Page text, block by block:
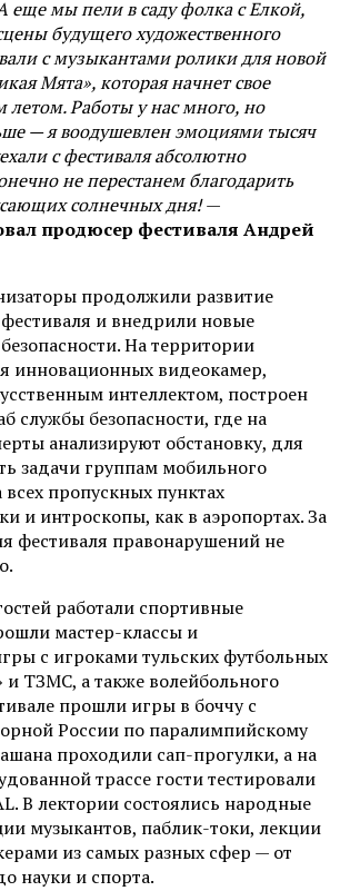
еще мы пели в саду фолка с Елкой,
будущего художественного
с музыкантами ролики для новой
Мята», которая начнет свое
Работы у нас много, но
— я воодушевлен эмоциями тысяч
с фестиваля абсолютно
не перестанем благодарить
солнечных дня!—
продюсер фестиваля Андрей
продолжили развитие
и внедрили новые
На территории
инновационных видеокамер,
интеллектом, построен
службы безопасности, где на
анализируют обстановку, для
задачи группам мобильного
пропускных пунктах
и интроскопы, как в аэропортах. За
фестиваля правонарушений не
работали спортивные
мастер-классы и
с игроками тульских футбольных
и ТЗМС, а также волейбольного
прошли игры в боччу с
России по паралимпийскому
проходили сап-прогулки, а на
трассе гости тестировали
В лектории состоялись народные
музыкантов, паблик-токи, лекции
из самых разных сфер — от
науки и спорта.